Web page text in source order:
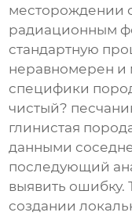
месторождении
радиационным
стандартную
неравномерен и
специфики
чистый?
глинистая
данными
последующий
выявить ошибку.
создании